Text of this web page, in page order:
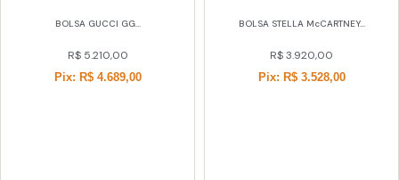
BOLSA GUCCI GG...
R$5.210,00
Pix: R$ 4.689,00
BOLSA STELLA McCARTNEY...
R$3.920,00
Pix: R$ 3.528,00